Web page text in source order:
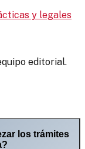
y legales
editorial.
los trámites